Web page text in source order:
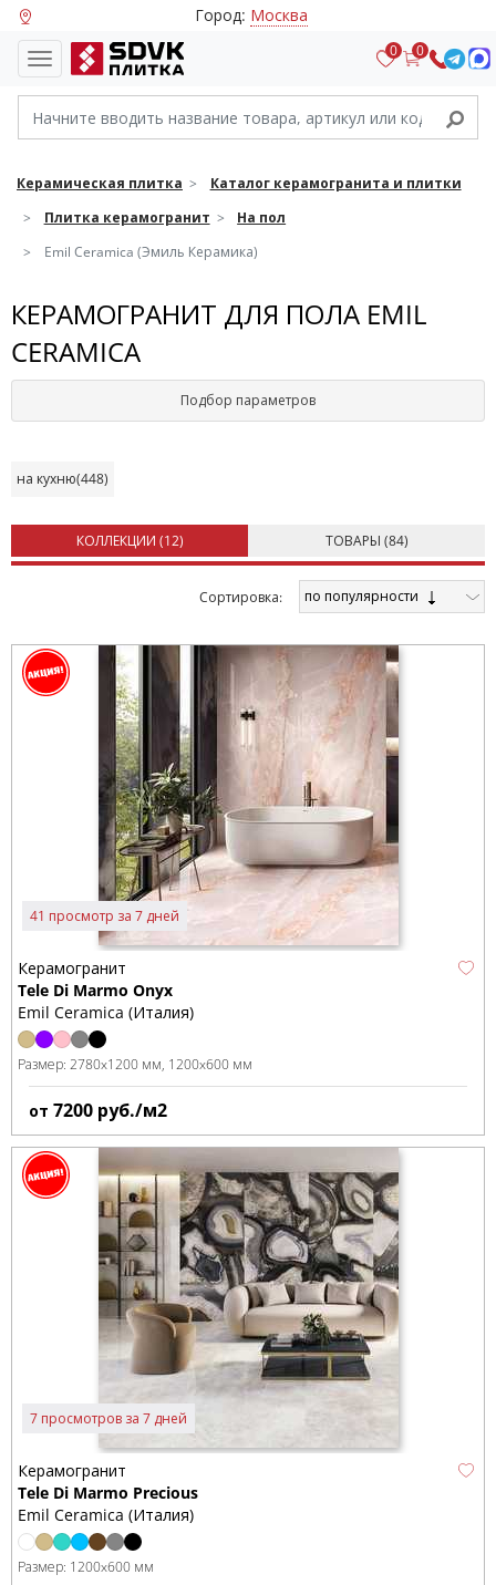
Город: Москва
0 0
Керамическая плитка
Каталог керамогранита и плитки
Плитка керамогранит
На пол
Emil Ceramica (Эмиль Керамика)
КЕРАМОГРАНИТ ДЛЯ ПОЛА EMIL
CERAMICA
Подбор параметров
на кухню(448)
КОЛЛЕКЦИИ (12) ТОВАРЫ (84)
Cортировка: по популярности
41 просмотр за 7 дней
Керамогранит
Tele Di Marmo Onyx
Emil Ceramica (Италия)
Размер: 2780x1200 мм 1200x600 мм
от 7200 руб./м2
7 просмотров за 7 дней
Керамогранит
Tele Di Marmo Precious
Emil Ceramica (Италия)
Размер: 1200x600 мм